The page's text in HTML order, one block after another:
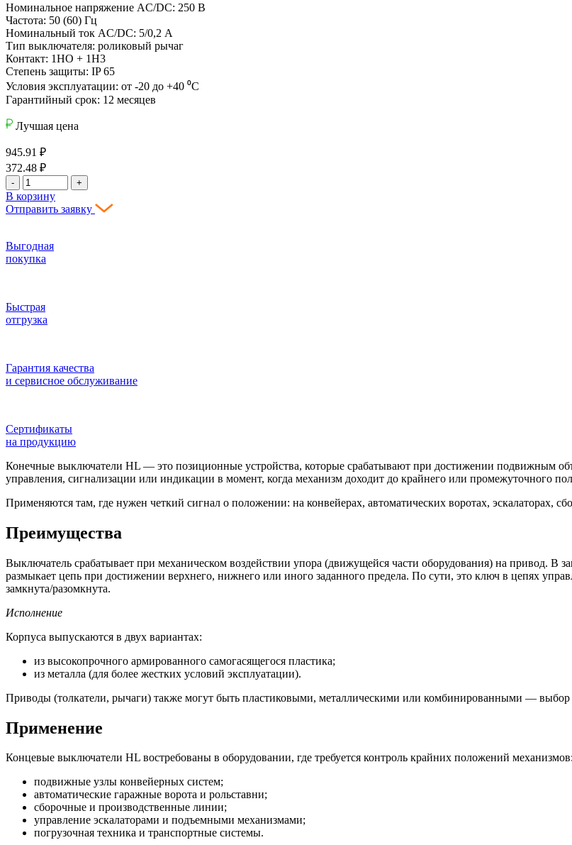
Номинальное напряжение AC/DC: 250 В
Частота: 50 (60) Гц
Номинальный ток AC/DC: 5/0,2 А
Тип выключателя: роликовый рычаг
Контакт: 1НO + 1Н3
Степень защиты: IP 65
Условия эксплуатации: от -20 до +40 ⁰С
Гарантийный срок: 12 месяцев
Лучшая цена
945.91 ₽
372.48 ₽
- +
В корзину
Отправить заявку
Выгодная
покупка
Быстрая
отгрузка
Гарантия качества
и сервисное обслуживание
Сертификаты
на продукцию
Конечные выключатели HL — это позиционные устройства, которые срабатывают при достижении подвижным
управления, сигнализации или индикации в момент, когда механизм доходит до крайнего или промежуточного
Применяются там, где нужен четкий сигнал о положении: на конвейерах, автоматических воротах, эскалаторах,
Преимущества
Выключатель срабатывает при механическом воздействии упора (движущейся части оборудования) на привод. В
размыкает цепь при достижении верхнего, нижнего или иного заданного предела. По сути, это ключ в цепях
замкнута/разомкнута.
Исполнение
Корпуса выпускаются в двух вариантах:
из высокопрочного армированного самогасящегося пластика;
из металла (для более жестких условий эксплуатации).
Приводы (толкатели, рычаги) также могут быть пластиковыми, металлическими или комбинированными — выбор
Применение
Концевые выключатели HL востребованы в оборудовании, где требуется контроль крайних положений механизмов:
подвижные узлы конвейерных систем;
автоматические гаражные ворота и рольставни;
сборочные и производственные линии;
управление эскалаторами и подъемными механизмами;
погрузочная техника и транспортные системы.